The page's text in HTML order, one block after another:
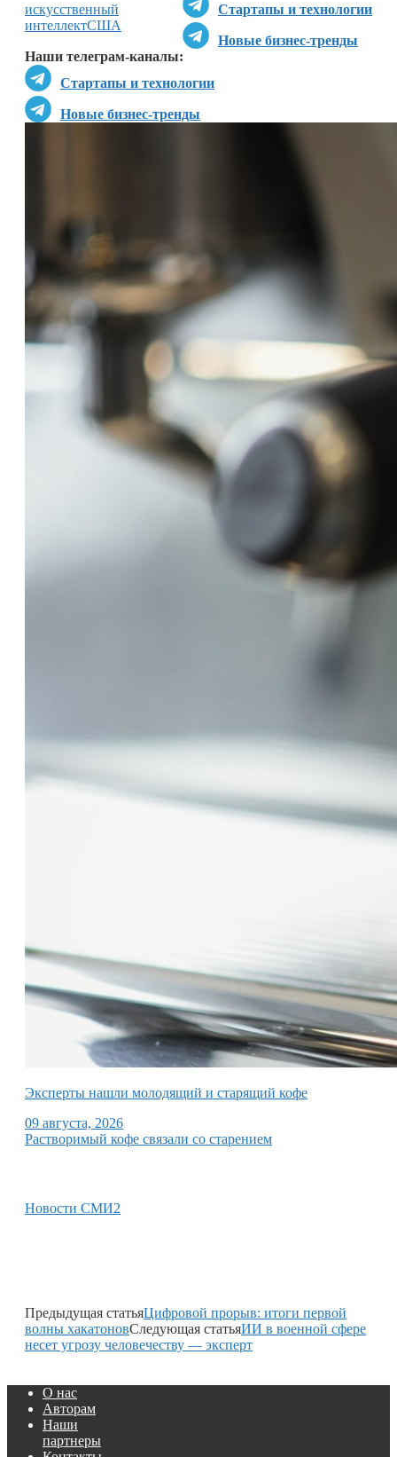
Стартапы и технологии
Новые бизнес-тренды
Наши телеграм-каналы:
Стартапы и технологии
Новые бизнес-тренды
искусственный
интеллектСША
Эксперты нашли молодящий и старящий кофе
09 августа, 2026
Растворимый кофе связали со старением
Новости СМИ2
Предыдущая статьяЦифровой прорыв: итоги первой
волны хакатоновСледующая статьяИИ в военной сфере
несет угрозу человечеству — эксперт
О нас
Авторам
Наши
партнеры